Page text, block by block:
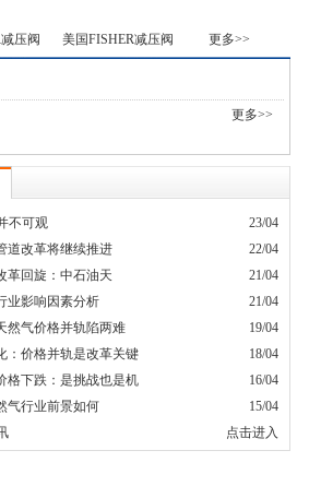
压阀 美国FISHER减压阀 更多>>
更多>>
23/04
不可观
22/04
道改革将继续推进
21/04
革回旋：中石油天
21/04
业影响因素分析
19/04
然气价格并轨陷两难
18/04
：价格并轨是改革关键
16/04
格下跌：是挑战也是机
15/04
气行业前景如何
点击进入